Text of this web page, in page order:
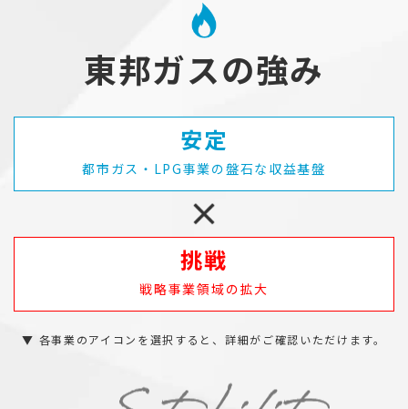
東邦ガスの強み
安定
都市ガス・LPG事業の盤石な収益基盤
挑戦
戦略事業領域の拡大
▼ 各事業のアイコンを選択すると、詳細がご確認いただけます。